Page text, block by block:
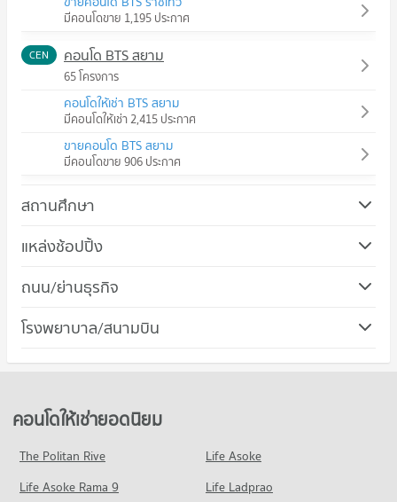
มีคอนโดขาย 1,195 ประกาศ
CEN คอนโด BTS สยาม
65 โครงการ
คอนโดให้เช่า BTS สยาม
มีคอนโดให้เช่า 2,415 ประกาศ
ขายคอนโด BTS สยาม
มีคอนโดขาย 906 ประกาศ
สถานศึกษา
คอนโด จุฬาลงกรณ์มหาวิทยาลัย
คอนโดให้เช่า จุฬาลงกรณ์มหาวิทยาลัย
ขายคอนโด จุฬาลงกรณ์มหาวิทยาลัย
374 โครงการ
คอนโดให้เช่า ม.สวนดุสิต
มีคอนโดให้เช่า 12,913 ประกาศ
มีคอนโดขาย 5,139 ประกาศ
แหล่งช้อปปิ้ง
คอนโด โรบินสัน ลาดหญ้า
คอนโดให้เช่า โรบินสัน ลาดหญ้า
คอนโด สยามเซ็นเตอร์
มีคอนโดให้เช่า 15,556 ประกาศ
ถนน/ย่านธุรกิจ
คอนโด เขตราชเทวี
คอนโดให้เช่า เขตราชเทวี
ขายคอนโด เขตราชเทวี
มีคอนโดขาย 4,997 ประกาศ
คอนโด ถนนบรรทัดทอง
31 โครงการ
โรงพยาบาล/สนามบิน
คอนโด รพ.พระมงกุฎเกล้า
คอนโดให้เช่า รพ.พระมงกุฎเกล้า
มีคอนโดให้เช่า 7,948 ประกาศ
ขายคอนโด รพ.พระมงกุฎเกล้า
คอนโดให้เช่ายอดนิยม
The Politan Rive
Life Asoke
Life Asoke Rama 9
Life Ladprao